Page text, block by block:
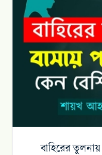
বাহিরের